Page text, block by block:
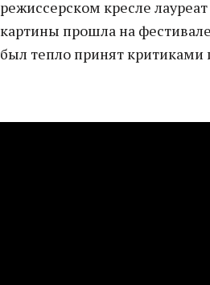
режиссерском кресле
картины прошла на
был тепло принят критиками